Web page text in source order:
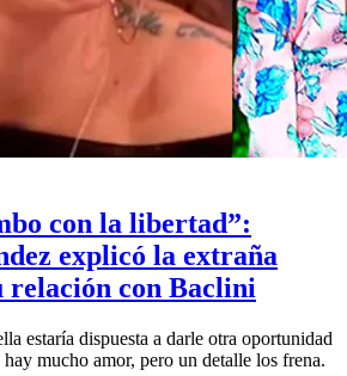
con la libertad”:
explicó la extraña
relación con Baclini
estaría dispuesta a darle otra oportunidad
mucho amor, pero un detalle los frena.